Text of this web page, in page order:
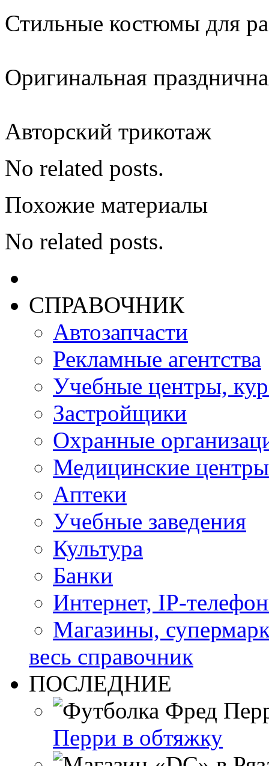
Стильные костюмы для
Оригинальная
Авторский трикотаж
No related posts.
Похожие материалы
No related posts.
СПРАВОЧНИК
Автозапчасти
Рекламные агентства
Учебные центры,
Застройщики
Охранные
Медицинские центры
Аптеки
Учебные заведения
Культура
Банки
Интернет, IP-
Магазины,
весь справочник
ПОСЛЕДНИЕ
Перри в обтяжку